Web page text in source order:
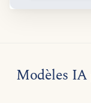
Modèles